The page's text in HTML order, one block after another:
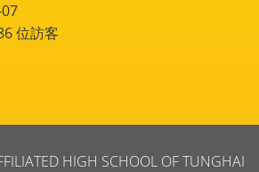
位訪客
HIGH SCHOOL OF TUNGHAI